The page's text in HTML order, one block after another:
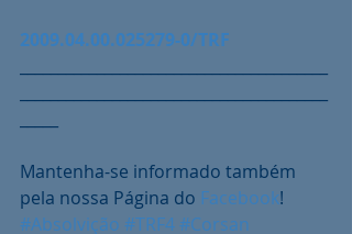
2009.04.00.025279-0/TRF
Mantenha-se informado também
pela nossa Página do Facebook!
#Absolvição #TRF4 #Corsan